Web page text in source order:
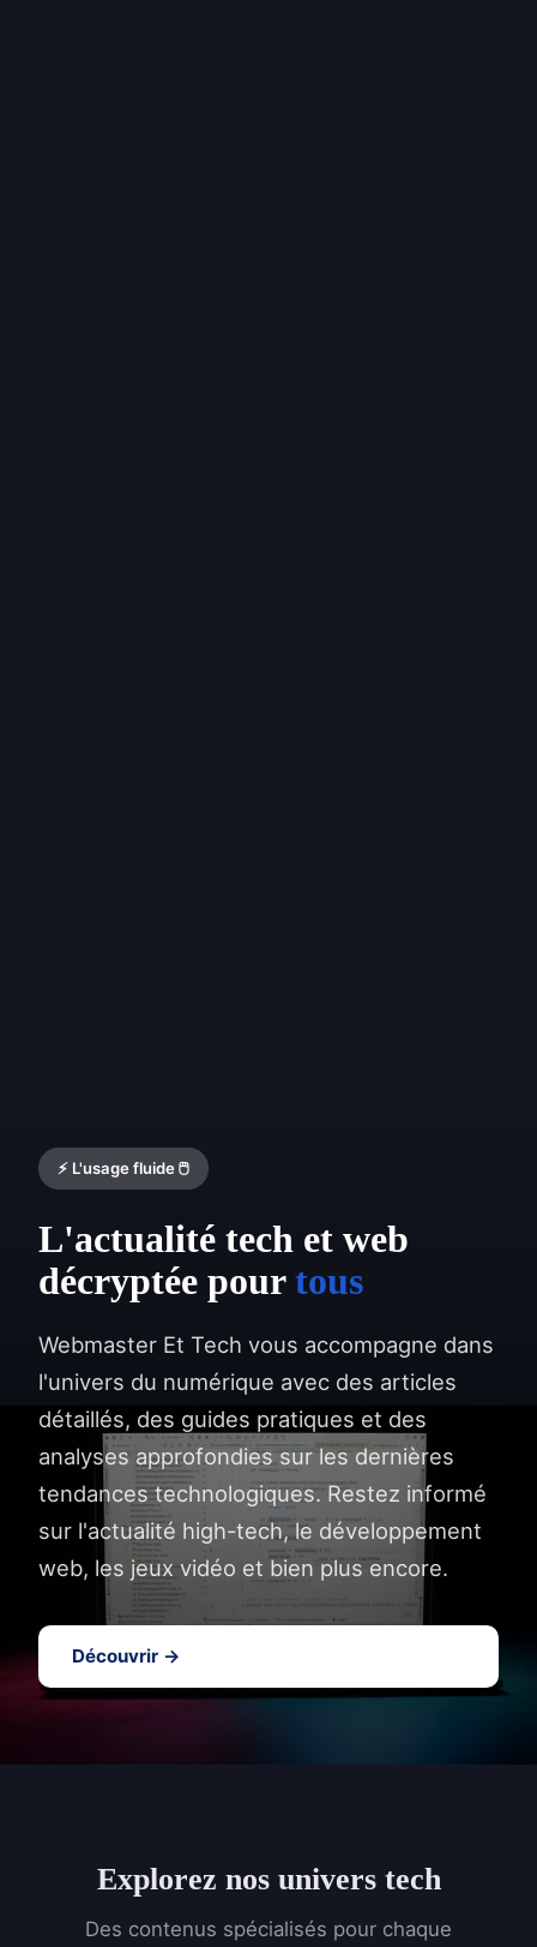
⚡ L'usage fluide 🖱️
L'actualité tech et web
décryptée pourtous
Webmaster Et Tech vous accompagne dans
l'univers du numérique avec des articles
détaillés, des guides pratiques et des
analyses approfondies sur les dernières
tendances technologiques. Restez informé
sur l'actualité high-tech, le développement
web, les jeux vidéo et bien plus encore.
Découvrir →
Explorez nos univers tech
Des contenus spécialisés pour chaque